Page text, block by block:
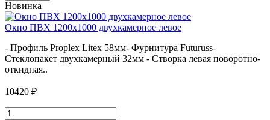
Новинка
Окно ПВХ 1200х1000 двухкамерное левое
- Профиль Proplex Litex 58мм- Фурнитура Futuruss-
Стеклопакет двухкамерный 32мм - Створка левая поворотно-
откидная..
10420 ₽